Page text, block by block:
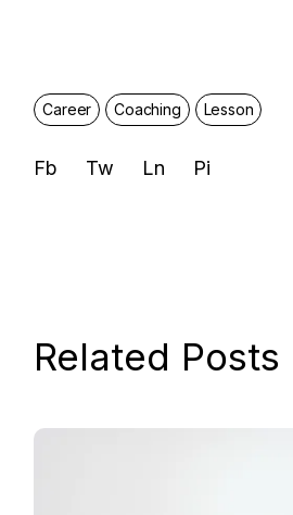
Career Coaching Lesson
Fb Tw Ln Pi
Related Posts